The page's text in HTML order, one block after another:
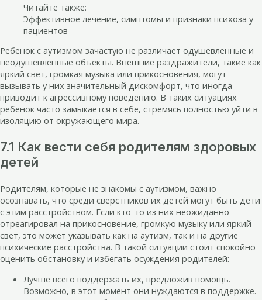
Читайте также:
Эффективное лечение, симптомы и признаки психоза у
пациентов
Ребенок с аутизмом зачастую не различает одушевленные и
неодушевленные объекты. Внешние раздражители, такие как
яркий свет, громкая музыка или прикосновения, могут
вызывать у них значительный дискомфорт, что иногда
приводит к агрессивному поведению. В таких ситуациях
ребенок часто замыкается в себе, стремясь полностью уйти в
изоляцию от окружающего мира.
7.1 Как вести себя родителям здоровых
детей
Родителям, которые не знакомы с аутизмом, важно
осознавать, что среди сверстников их детей могут быть дети
с этим расстройством. Если кто-то из них неожиданно
отреагировал на прикосновение, громкую музыку или яркий
свет, это может указывать как на аутизм, так и на другие
психические расстройства. В такой ситуации стоит спокойно
оценить обстановку и избегать осуждения родителей:
Лучше всего поддержать их, предложив помощь.
Возможно, в этот момент они нуждаются в поддержке.